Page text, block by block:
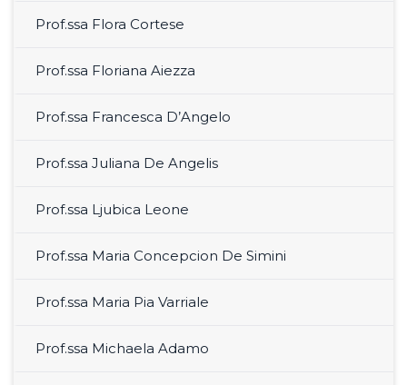
Prof.ssa Flora Cortese
Prof.ssa Floriana Aiezza
Prof.ssa Francesca D’Angelo
Prof.ssa Juliana De Angelis
Prof.ssa Ljubica Leone
Prof.ssa Maria Concepcion De Simini
Prof.ssa Maria Pia Varriale
Prof.ssa Michaela Adamo